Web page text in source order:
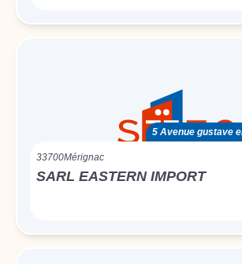
5 Avenue gustave
33700Mérignac
SARL EASTERN IMPORT